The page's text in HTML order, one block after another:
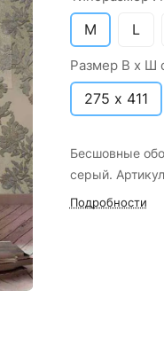
M L
Размер В х Ш
275 х 411
Бесшовные
серый.
Подробности